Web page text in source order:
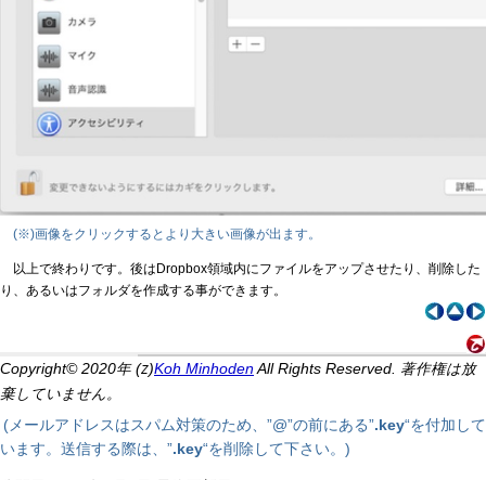
(※)画像をクリックするとより大きい画像が出ます。
以上で終わりです。後はDropbox領域内にファイルをアップさせたり、削除した
り、あるいはフォルダを作成する事ができます。
Copyright© 2020年 (Z)Koh Minhoden All Rights Reserved. 著作権は放
棄していません。
(メールアドレスはスパム対策のため、”@”の前にある”.key“を付加して
います。送信する際は、”.key“を削除して下さい。)